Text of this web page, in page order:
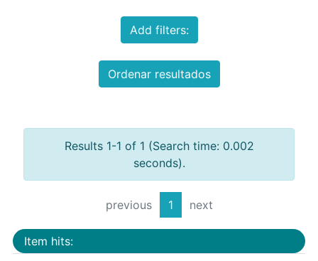
Add filters:
Ordenar resultados
Results 1-1 of 1 (Search time: 0.002
seconds).
previous 1 next
Item hits: